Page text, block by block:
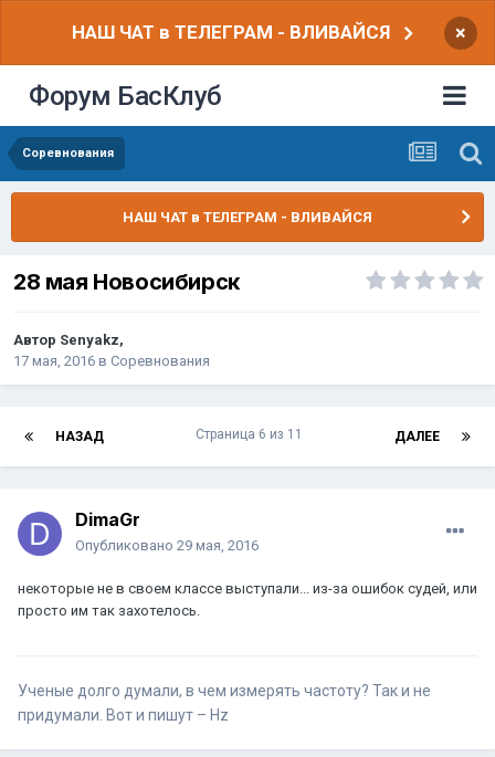
НАШ ЧАТ в ТЕЛЕГРАМ - ВЛИВАЙСЯ ×
Форум БасКлуб
Соревнования
НАШ ЧАТ в ТЕЛЕГРАМ - ВЛИВАЙСЯ
28 мая Новосибирск
Автор Senyakz,
17 мая, 2016 в Соревнования
НАЗАД ДАЛЕЕ
Страница 6 из 11
DimaGr
Опубликовано 29 мая, 2016
некоторые не в своем классе выступали... из-за ошибок судей, или
просто им так захотелось.
Ученые долго думали, в чем измерять частоту? Так и не
придумали. Вот и пишут – Hz